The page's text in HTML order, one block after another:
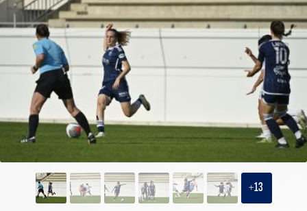
+13